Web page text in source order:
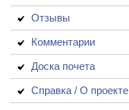
Отзывы
Комментарии
Доска почета
Справка / О проекте